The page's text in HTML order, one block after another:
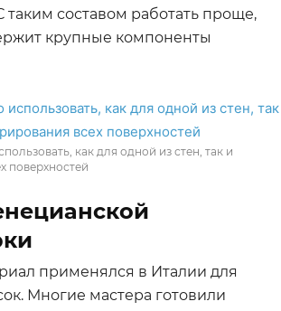
составом работать проще,
крупные компоненты
как для одной из стен, так и
поверхностей
применялся в Италии для
Многие мастера готовили